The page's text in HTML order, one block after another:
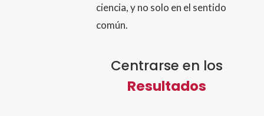
ciencia, y no solo en el sentido
común.
Centrarse en los
Resultados